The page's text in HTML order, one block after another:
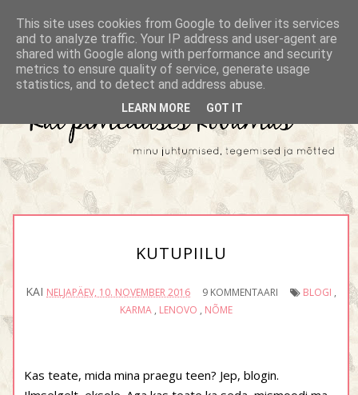
KUTUPIILU
KAI NELJAPÄEV, 10. NOVEMBER 2016 9 KOMMENTAARI BLOGI ,
KARMA , LENOVO , NÕME
Kas teate, mida mina praegu teen? Jep, blogin.
This site uses cookies from Google to deliver its services
and to analyze traffic. Your IP address and user-agent are
shared with Google along with performance and security
metrics to ensure quality of service, generate usage
statistics, and to detect and address abuse.
LEARN MORE GOT IT